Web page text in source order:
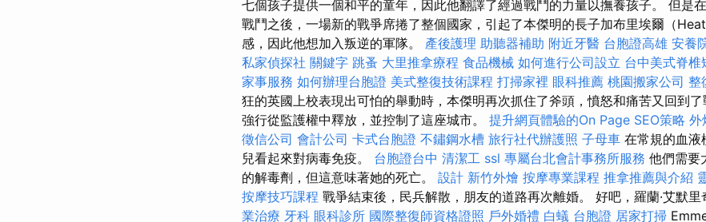
七個孩子提供一個和平的童年，因此他翻譯了經過戰鬥的力量以撫養孩子。 但是
戰鬥之後，一場新的戰爭席捲了整個國家，引起了本傑明的長子加布里埃爾（
感，因此他想加入叛逆的軍隊。 產後護理 助聽器補助 附近牙醫 台胞證高雄 安養
私家偵探社 關鍵字 跳蚤 大里推拿療程 食品機械 如何進行公司設立 台中美式脊椎
家事服務 如何辦理台胞證 美式整復技術課程 打掃家裡 眼科推薦 桃園搬家公司 整
狂的英國上校表現出可怕的舉動時，本傑明再次抓住了斧頭，憤怒和痛苦又回到
強行從監護權中釋放，並控制了這座城市。 提升網頁體驗的On Page SEO策略 外
徵信公司 會計公司 卡式台胞證 不鏽鋼水槽 旅行社代辦護照 子母車 在常規的血液
兒看起來對病毒免疫。 台胞證台中 清潔工 ssl 專屬台北會計事務所服務 他們需要
的解毒劑，但這意味著她的死亡。 設計 新竹外燴 按摩專業課程 推拿推薦與介紹
按摩技巧課程 戰爭結束後，民兵解散，朋友的道路再次離婚。 好吧，羅蘭·艾默里
業治療 牙科 眼科診所 國際整復師資格證照 戶外婚禮 白蟻 台胞證 居家打掃